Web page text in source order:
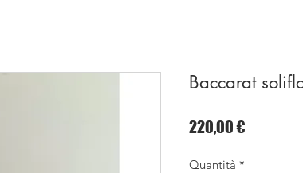
Baccarat
220,00 €
Quantità *